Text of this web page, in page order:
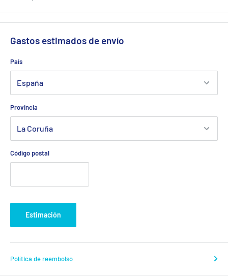
Gastos estimados de envío
País
Provincia
Código postal
Estimación
Política de reembolso